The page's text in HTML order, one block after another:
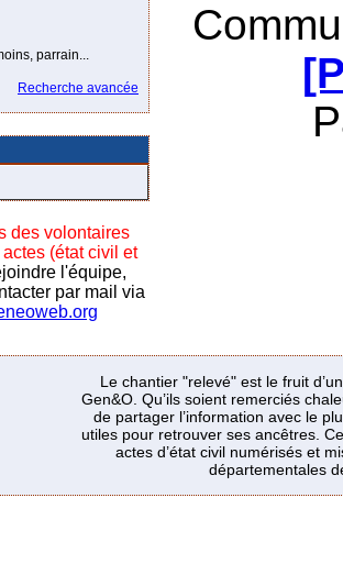
parrain...
Recherche avancée
des volontaires
(état civil et
l'équipe,
par mail via
Le chantier "relevé" est le fruit
Gen&O. Qu’ils soient remerciés
de partager l’information avec le
utiles pour retrouver ses ancêtres.
actes d’état civil numérisés et
départementales